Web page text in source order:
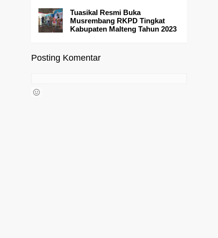
Tuasikal Resmi Buka
Musrembang RKPD Tingkat
Kabupaten Malteng Tahun 2023
Posting Komentar